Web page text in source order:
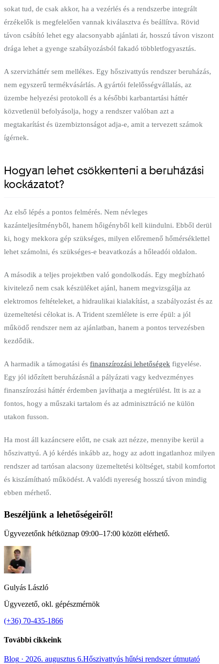
sokat tud, de csak akkor, ha a vezérlés és a rendszerbe integrált
érzékelők is megfelelően vannak kiválasztva és beállítva. Rövid
távon csábító lehet egy alacsonyabb ajánlati ár, hosszú távon viszont
drága lehet a gyenge szabályozásból fakadó többletfogyasztás.
A szervizháttér sem mellékes. Egy hőszivattyús rendszer beruházás,
nem egyszerű termékvásárlás. A gyártói felelősségvállalás, az
üzembe helyezési protokoll és a későbbi karbantartási háttér
közvetlenül befolyásolja, hogy a rendszer valóban azt a
megtakarítást és üzembiztonságot adja-e, amit a tervezett számok
ígérnek.
Hogyan lehet csökkenteni a beruházási
kockázatot?
Az első lépés a pontos felmérés. Nem névleges
kazánteljesítményből, hanem hőigényből kell kiindulni. Ebből derül
ki, hogy mekkora gép szükséges, milyen előremenő hőmérséklettel
lehet számolni, és szükséges-e beavatkozás a hőleadói oldalon.
A második a teljes projektben való gondolkodás. Egy megbízható
kivitelező nem csak készüléket ajánl, hanem megvizsgálja az
elektromos feltételeket, a hidraulikai kialakítást, a szabályozást és az
üzemeltetési célokat is. A Trident szemlélete is erre épül: a jól
működő rendszer nem az ajánlatban, hanem a pontos tervezésben
kezdődik.
A harmadik a támogatási és finanszírozási lehetőségek figyelése.
Egy jól időzített beruházásnál a pályázati vagy kedvezményes
finanszírozási háttér érdemben javíthatja a megtérülést. Itt is az a
fontos, hogy a műszaki tartalom és az adminisztráció ne külön
utakon fusson.
Ha most áll kazáncsere előtt, ne csak azt nézze, mennyibe kerül a
hőszivattyú. A jó kérdés inkább az, hogy az adott ingatlanhoz milyen
rendszer ad tartósan alacsony üzemeltetési költséget, stabil komfortot
és kiszámítható működést. A valódi nyereség hosszú távon mindig
ebben mérhető.
Beszéljünk a lehetőségeiről!
Ügyvezetőnk hétköznap 09:00–17:00 között elérhető.
Gulyás László
Ügyvezető, okl. gépészmérnök
(+36) 70-435-1866
További cikkeink
Blog · 2026. augusztus 6.Hőszivattyús hűtési rendszer útmutató